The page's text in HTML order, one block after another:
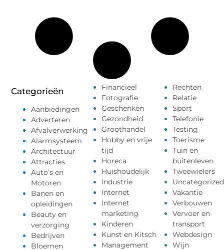
Categorieën
Aanbiedingen
Adverteren
Afvalverwerking
Alarmsysteem
Architectuur
Attracties
Auto’s en
Motoren
Banen en
opleidingen
Beauty en
verzorging
Bedrijven
Bloemen
Financieel
Fotografie
Geschenken
Gezondheid
Groothandel
Hobby en vrije
tijd
Horeca
Huishoudelijk
Industrie
Internet
Internet
marketing
Kinderen
Kunst en Kitsch
Management
Rechten
Relatie
Sport
Telefonie
Testing
Toerisme
Tuin en
buitenleven
Tweewielers
Uncategorized
Vakantie
Verbouwen
Vervoer en
transport
Webdesign
Wijn